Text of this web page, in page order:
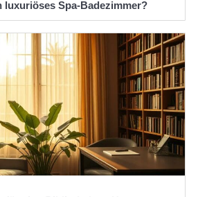
luxuriöses Spa-Badezimmer?